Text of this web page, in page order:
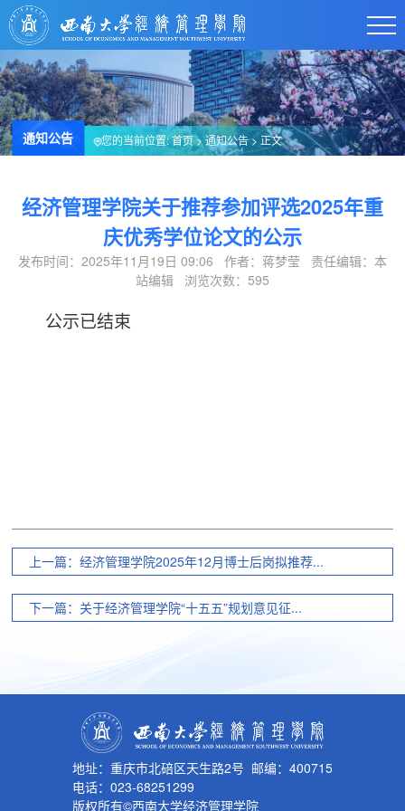
通知公告 您的当前位置:首页>通知公告> 正文
经济管理学院关于推荐参加评选2025年重
庆优秀学位论文的公示
发布时间：2025年11月19日 09:06 作者：蒋梦莹 责任编辑：本
站编辑 浏览次数： 595
公示已结束
上一篇：经济管理学院2025年12月博士后岗拟推荐...
下一篇：关于经济管理学院“十五五”规划意见征...
地址：重庆市北碚区天生路2号 邮编：400715
电话：023-68251299
版权所有©西南大学经济管理学院